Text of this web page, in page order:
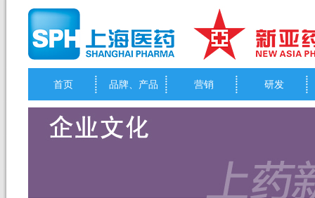
首页 品牌、产品 营销 研发